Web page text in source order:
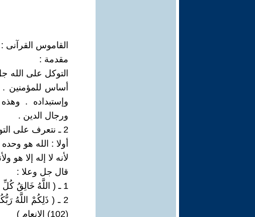
القاموس القرآنى
مقدمة :
التوكل على الله
أساس للمؤمنين .
وإستبداده .
ورجال الدين .
2 ـ نتعرف على التوكل على الله جل وعلا وحده فى رؤية قرآنية :
أولا : الله هو
لأنه لا إله إلا
قال جل وعلا :
1 ـ ( اللَّهُ خَالِقُ كُلِّ شَيْءٍ وَهُوَ عَلَى كُلِّ شَيْءٍ وَكِيلٌ (62) الزمر ) .
2 ـ ( ذَلِكُمْ اللَّهُ
(102) الانعام )